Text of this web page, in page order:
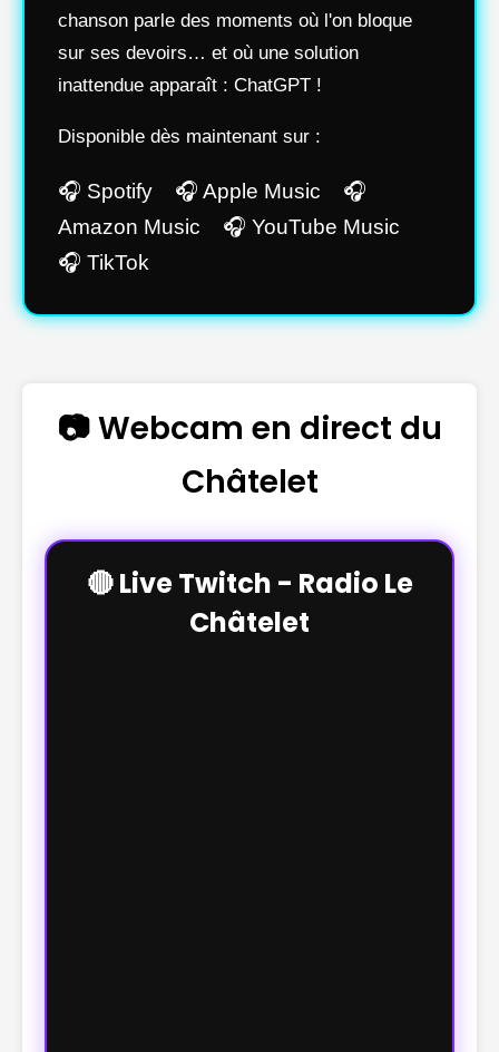
chanson parle des moments où l'on bloque
sur ses devoirs… et où une solution
inattendue apparaît : ChatGPT !
Disponible dès maintenant sur :
🎧 Spotify 🎧 Apple Music 🎧
Amazon Music 🎧 YouTube Music
🎧 TikTok
📷 Webcam en direct du
Châtelet
🔴 Live Twitch - Radio Le
Châtelet